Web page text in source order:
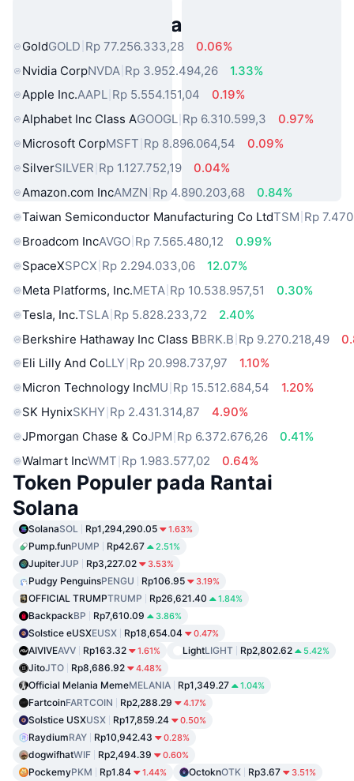
Aset Dunia Nyata Populer
GoldGOLD Rp 77.256.333,28
0.06%
Nvidia CorpNVDA Rp 3.952.494,26
1.33%
Apple Inc.AAPL Rp 5.554.151,04
0.19%
Alphabet Inc Class AGOOGL Rp 6.310.599,3
0.97%
Microsoft CorpMSFT Rp 8.896.064,54
0.09%
SilverSILVER Rp 1.127.752,19
0.04%
Amazon.com IncAMZN Rp 4.890.203,68
0.84%
Taiwan Semiconductor Manufacturing Co LtdTSM Rp
Broadcom IncAVGO Rp 7.565.480,12
0.99%
SpaceXSPCX Rp 2.294.033,06
12.07%
Meta Platforms, Inc.META Rp 10.538.957,51
0.30%
Tesla, Inc.TSLA Rp 5.828.233,72
2.40%
Berkshire Hathaway Inc Class BBRK.B Rp 9.270.218,49
Eli Lilly And CoLLY Rp 20.998.737,97
1.10%
Micron Technology IncMU Rp 15.512.684,54
1.20%
SK HynixSKHY Rp 2.431.314,87
4.90%
JPmorgan Chase & CoJPM Rp 6.372.676,26
0.41%
Walmart IncWMT Rp 1.983.577,02 0.64%
Token Populer pada Rantai
Solana
SolanaSOL Rp1,294,290.05 1.63%
Pump.funPUMP Rp42.67 2.51%
JupiterJUP Rp3,227.02 3.53%
Pudgy PenguinsPENGU Rp106.95 3.19%
OFFICIAL TRUMPTRUMP Rp26,621.40 1.84%
BackpackBP Rp7,610.09 3.86%
Solstice eUSXEUSX Rp18,654.04 0.47%
AIVIVEAVV Rp163.32 1.61% LightLIGHT Rp2,802.62 5.42%
JitoJTO Rp8,686.92 4.48%
Official Melania MemeMELANIA Rp1,349.27 1.04%
FartcoinFARTCOIN Rp2,288.29 4.17%
Solstice USXUSX Rp17,859.24 0.50%
RaydiumRAY Rp10,942.43 0.28%
dogwifhatWIF Rp2,494.39 0.60%
PockemyPKM Rp1.84 1.44% OctoknOTK Rp3.67 3.51%